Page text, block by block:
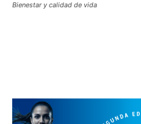
Bienestar y calidad de vida